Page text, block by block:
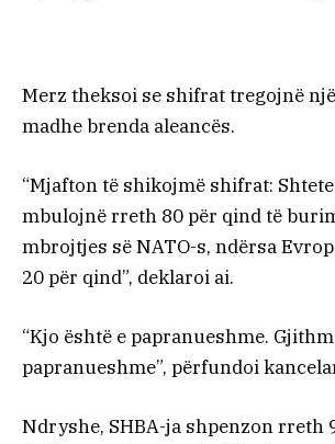
Merz theksoi se shifrat tregojnë
madhe brenda aleancës.
“Mjafton të shikojmë shifrat:
mbulojnë rreth 80 për qind të
mbrojtjes së NATO-s, ndërsa
20 për qind”, deklaroi ai.
“Kjo është e papranueshme.
papranueshme”, përfundoi
Ndryshe, SHBA-ja shpenzon rreth